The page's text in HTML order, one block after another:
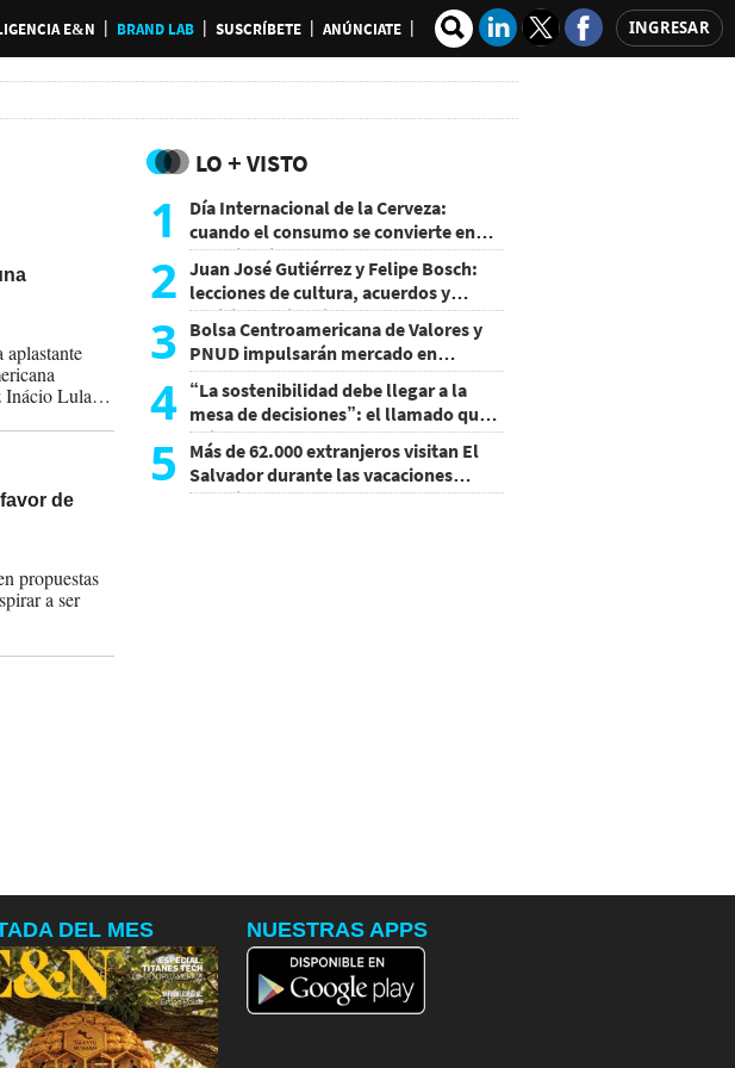
E&N BRAND LAB SUSCRÍBETE ANÚNCIATE INGRESAR
Lula da
de
propuestas
a ser
LO + VISTO
1
Día Internacional de la Cerveza:
cuando el consumo se convierte en
experiencia
2 Juan José Gutiérrez y Felipe Bosch:
lecciones de cultura, acuerdos y
decisiones sin miedo
3 Bolsa Centroamericana de Valores y
PNUD impulsarán mercado en
Honduras
4 “La sostenibilidad debe llegar a la
mesa de decisiones”: el llamado que
deja CentraRSE
5
Más de 62.000 extranjeros visitan El
Salvador durante las vacaciones
agostinas
DEL MES NUESTRAS APPS